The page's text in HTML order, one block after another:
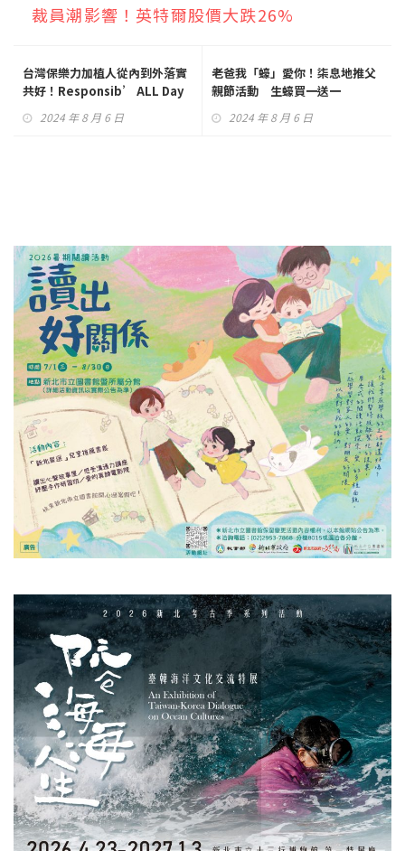
裁員潮影響！英特爾股價大跌26%
台灣保樂力加植人從內到外落實
共好！Responsib’ ALL Day
企業志工日連續12年舉辦
2024 年 8 月 6 日
老爸我「蠔」愛你！柒息地推父
親節活動 生蠔買一送一
2024 年 8 月 6 日